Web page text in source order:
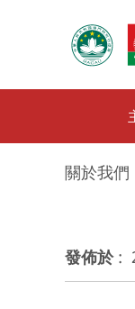
關於我們
發佈於 :